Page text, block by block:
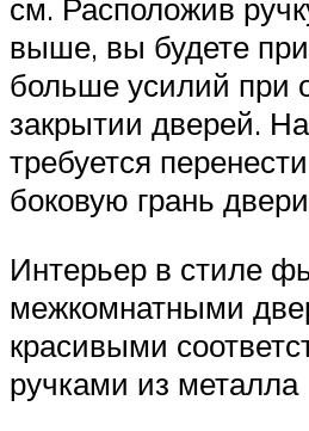
см. Расположив
выше, вы будете
больше усилий при
закрытии дверей.
требуется
боковую грань
Интерьер в стиле
межкомнатными
красивыми
ручками из металла